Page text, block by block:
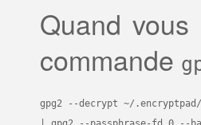
Quand
commande
gpg2 --decrypt ~/